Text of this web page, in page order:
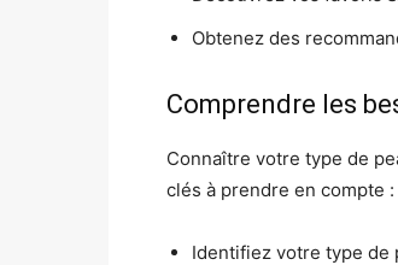
Obtenez des
Comprendre les
Connaître votre type de
clés à prendre en compte :
Identifiez votre type de